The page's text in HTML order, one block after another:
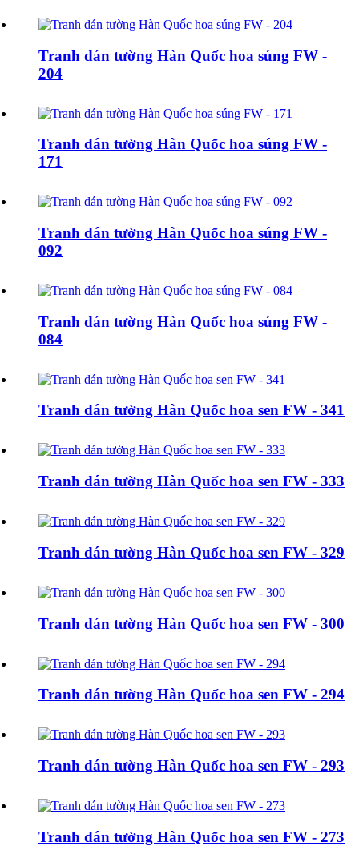
Tranh dán tường Hàn Quốc hoa súng FW -
204
Tranh dán tường Hàn Quốc hoa súng FW -
171
Tranh dán tường Hàn Quốc hoa súng FW -
092
Tranh dán tường Hàn Quốc hoa súng FW -
084
Tranh dán tường Hàn Quốc hoa sen FW - 341
Tranh dán tường Hàn Quốc hoa sen FW - 333
Tranh dán tường Hàn Quốc hoa sen FW - 329
Tranh dán tường Hàn Quốc hoa sen FW - 300
Tranh dán tường Hàn Quốc hoa sen FW - 294
Tranh dán tường Hàn Quốc hoa sen FW - 293
Tranh dán tường Hàn Quốc hoa sen FW - 273